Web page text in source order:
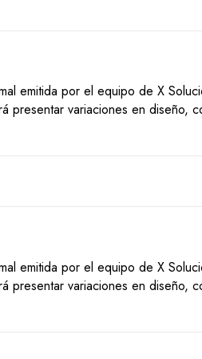
emitida por el equipo de X
variaciones en diseño,
emitida por el equipo de X
variaciones en diseño,